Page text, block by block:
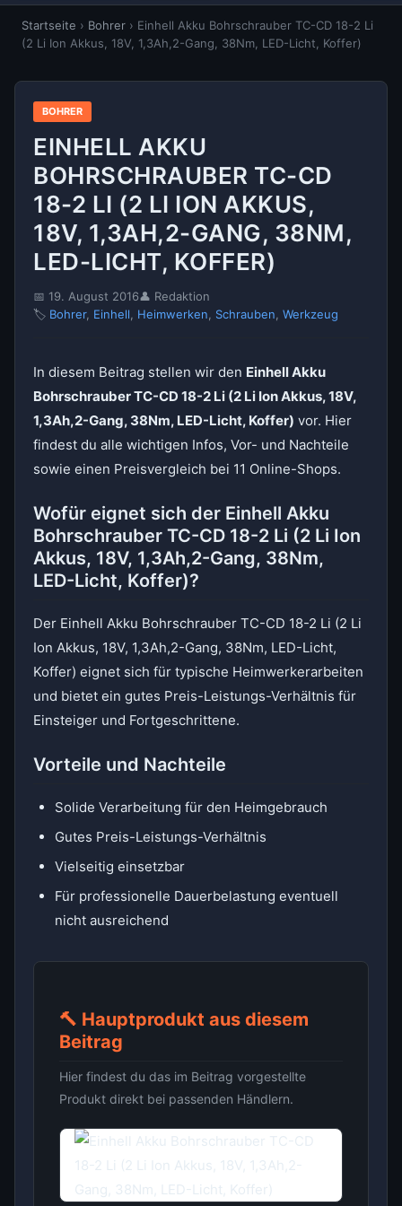
Startseite › Bohrer › Einhell Akku Bohrschrauber TC-CD 18-2 Li
(2 Li Ion Akkus, 18V, 1,3Ah,2-Gang, 38Nm, LED-Licht, Koffer)
BOHRER
EINHELL AKKU
BOHRSCHRAUBER TC-CD
18-2 LI (2 LI ION AKKUS,
18V, 1,3AH,2-GANG, 38NM,
LED-LICHT, KOFFER)
📅 19. August 2016👤 Redaktion
🏷 Bohrer, Einhell Heimwerken Schrauben Werkzeug
In diesem Beitrag stellen wir den Einhell Akku
Bohrschrauber TC-CD 18-2 Li (2 Li Ion Akkus, 18V,
1,3Ah,2-Gang, 38Nm, LED-Licht, Koffer) vor. Hier
findest du alle wichtigen Infos, Vor- und Nachteile
sowie einen Preisvergleich bei 11 Online-Shops.
Wofür eignet sich der Einhell Akku
Bohrschrauber TC-CD 18-2 Li (2 Li Ion
Akkus, 18V, 1,3Ah,2-Gang, 38Nm,
LED-Licht, Koffer)?
Der Einhell Akku Bohrschrauber TC-CD 18-2 Li (2 Li
Ion Akkus, 18V, 1,3Ah,2-Gang, 38Nm, LED-Licht,
Koffer) eignet sich für typische Heimwerkerarbeiten
und bietet ein gutes Preis-Leistungs-Verhältnis für
Einsteiger und Fortgeschrittene.
Vorteile und Nachteile
Solide Verarbeitung für den Heimgebrauch
Gutes Preis-Leistungs-Verhältnis
Vielseitig einsetzbar
Für professionelle Dauerbelastung eventuell
nicht ausreichend
🔨 Hauptprodukt aus diesem
Beitrag
Hier findest du das im Beitrag vorgestellte
Produkt direkt bei passenden Händlern.